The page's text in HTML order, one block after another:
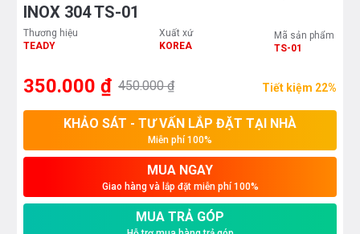
INOX 304 TS-01
Thương hiệu
TEADY
Xuất xứ
KOREA
Mã sản phẩm
TS-01
350.000 ₫ 450.000 ₫ Tiết kiệm 22%
KHẢO SÁT - TƯ VẤN LẮP ĐẶT TẠI NHÀ
Miễn phí 100%
MUA NGAY
Giao hàng và lắp đặt miễn phí 100%
MUA TRẢ GÓP